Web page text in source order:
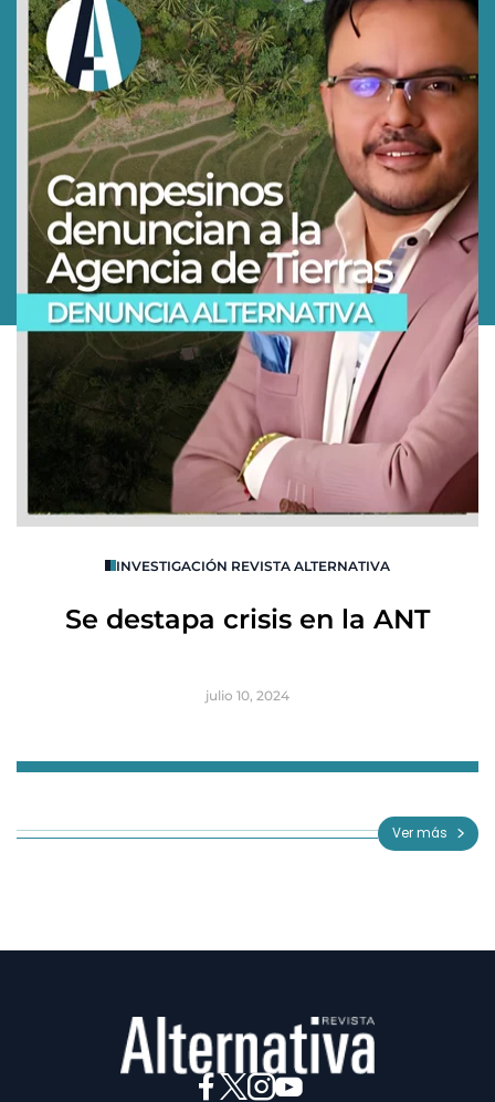
INVESTIGACIÓN REVISTA ALTERNATIVA
Se destapa crisis en la ANT
julio 10, 2024
3
Ver más